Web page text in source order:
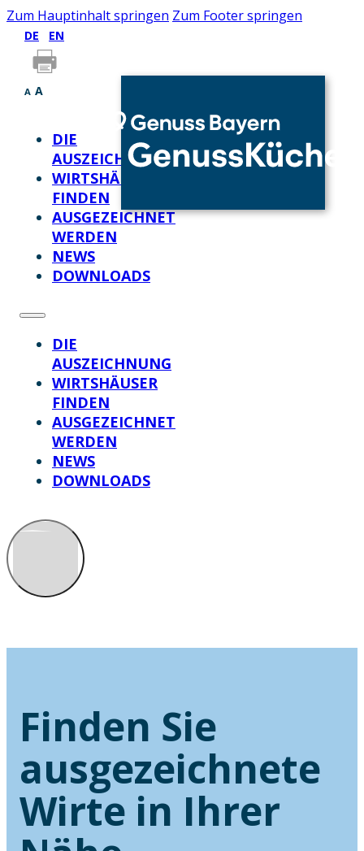
Zum Hauptinhalt springen Zum Footer springen
DE EN
A A
DIE
AUSZEICHNUNG
WIRTSHÄUSER
FINDEN
AUSGEZEICHNET
WERDEN
NEWS
DOWNLOADS
DIE
AUSZEICHNUNG
WIRTSHÄUSER
FINDEN
AUSGEZEICHNET
WERDEN
NEWS
DOWNLOADS
Finden Sie
ausgezeichnete
Wirte in Ihrer